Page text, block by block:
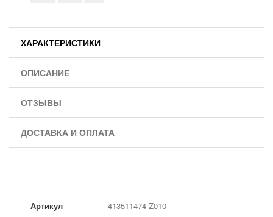
ХАРАКТЕРИСТИКИ
ОПИСАНИЕ
ОТЗЫВЫ
ДОСТАВКА И ОПЛАТА
Артикул 413511474-Z010